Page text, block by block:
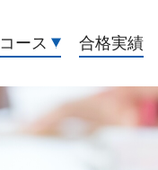
コース 合格実績